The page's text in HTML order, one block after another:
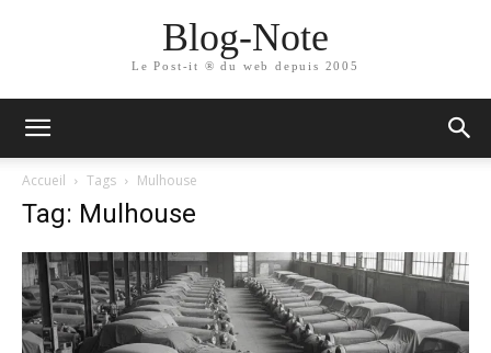
Blog-Note
Le Post-it ® du web depuis 2005
Accueil Tags Mulhouse
Tag: Mulhouse